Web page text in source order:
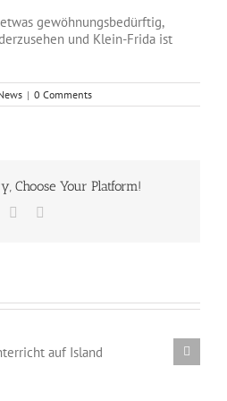
gewöhnungsbedürftig,
und Klein-Frida ist
| 0 Comments
Choose Your Platform!
Facebook
mit Eve Barmettler und Ewald